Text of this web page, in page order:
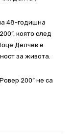
48-годишна
която след
Делчев е
за живота.
200” не са